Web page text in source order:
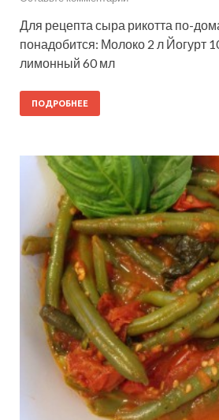
Для рецепта сыра рикотта по-
понадобится: Молоко 2 л Йогурт
лимонный 60 мл
ПОДРОБНЕЕ